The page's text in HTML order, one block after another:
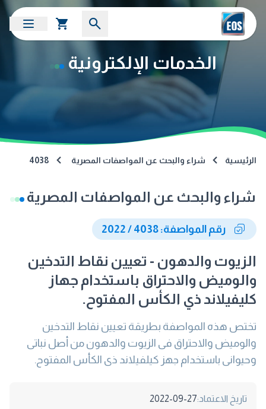
الخدمات الإلكترونية
الرئيسية شراء والبحث عن المواصفات المصرية 4038
شراء والبحث عن المواصفات المصرية
رقم المواصفة: 4038 / 2022
الزيوت والدهون - تعيين نقاط التدخين
والوميض والاحتراق باستخدام جهاز
كليفيلاند ذي الكأس المفتوح.
تختص هذه المواصفة بطريقة تعيين نقاط التدخين
والوميض والاحتراق فى الزيوت والدهون من أصل نباتى
وحيوانى باستخدام جهز كيلفيلاند ذى الكأس المفتوح.
تاريخ الاعتماد:2022-09-27